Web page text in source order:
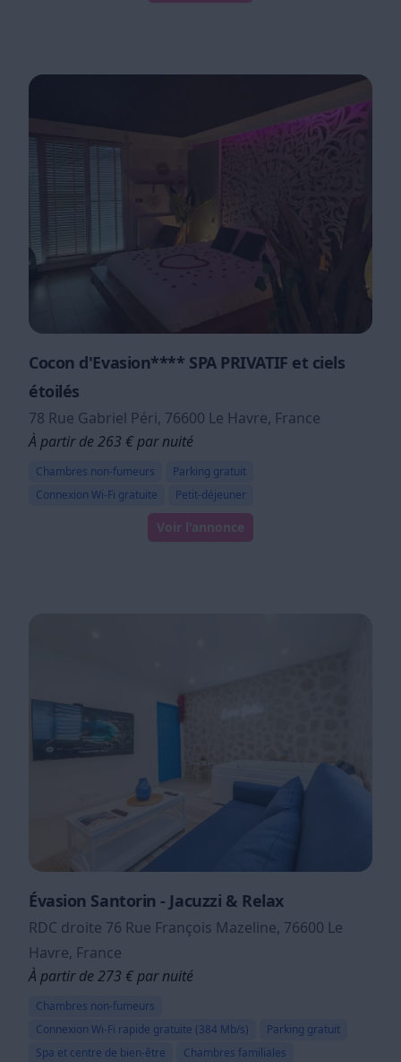
Cocon d'Evasion**** SPA PRIVATIF et ciels
étoilés
78 Rue Gabriel Péri, 76600 Le Havre, France
À partir de 263 € par nuité
Chambres non-fumeurs
Parking gratuit
Connexion Wi-Fi gratuite
Petit-déjeuner
Voir l'annonce
Évasion Santorin - Jacuzzi & Relax
RDC droite 76 Rue François Mazeline, 76600 Le
Havre, France
À partir de 273 € par nuité
Chambres non-fumeurs
Connexion Wi-Fi rapide gratuite (384 Mb/s)
Parking gratuit
Spa et centre de bien-être
Chambres familiales